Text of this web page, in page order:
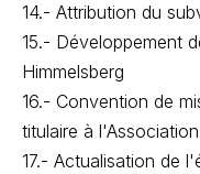
14.- Attribution du
15.- Développement
Himmelsberg
16.- Convention de
titulaire à
17.- Actualisation de